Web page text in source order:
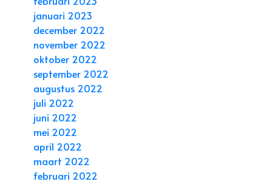
januari 2023
december 2022
november 2022
oktober 2022
september 2022
augustus 2022
juli 2022
juni 2022
mei 2022
april 2022
maart 2022
februari 2022